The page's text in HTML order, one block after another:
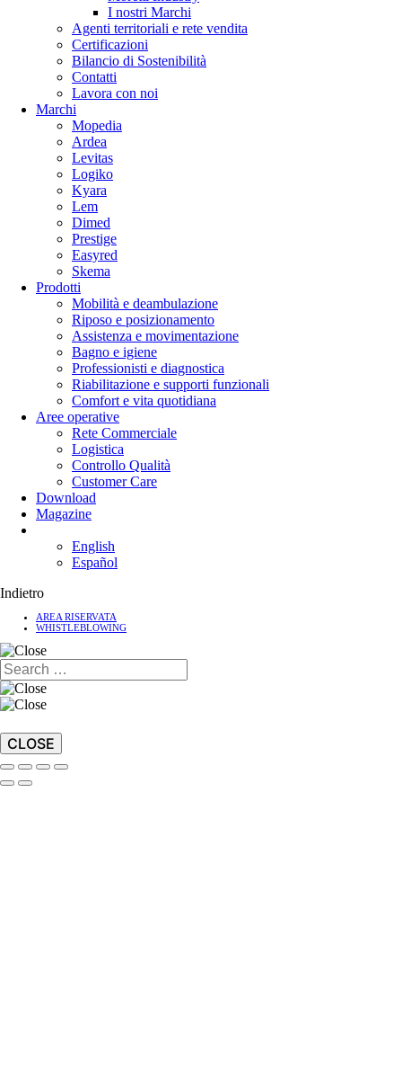
I nostri Marchi
Agenti territoriali e rete vendita
Certificazioni
Bilancio di Sostenibilità
Contatti
Lavora con noi
Marchi
Mopedia
Ardea
Levitas
Logiko
Kyara
Lem
Dimed
Prestige
Easyred
Skema
Prodotti
Mobilità e deambulazione
Riposo e posizionamento
Assistenza e movimentazione
Bagno e igiene
Professionisti e diagnostica
Riabilitazione e supporti funzionali
Comfort e vita quotidiana
Aree operative
Rete Commerciale
Logistica
Controllo Qualità
Customer Care
Download
Magazine
English
Español
Indietro
AREA RISERVATA
WHISTLEBLOWING
CLOSE